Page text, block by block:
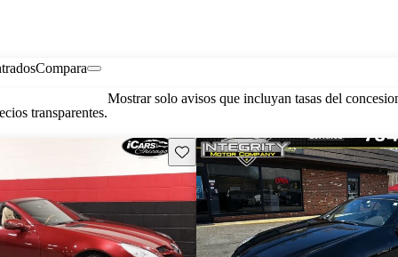
Compara
transparentes.
Mostrar solo avisos que incluyan tasas del
Guarda este Aviso